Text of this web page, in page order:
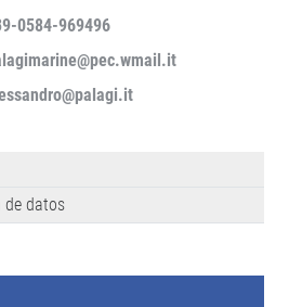
0584-969496
de datos